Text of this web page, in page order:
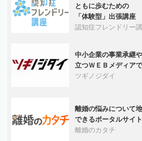
ともに歩むための
「体験型」出張講座
認知症フレンドリー
中小企業の事業承継
立つＷＥＢメディア
ツギノジダイ
離婚の悩みについて
できるポータルサイ
離婚のカタチ